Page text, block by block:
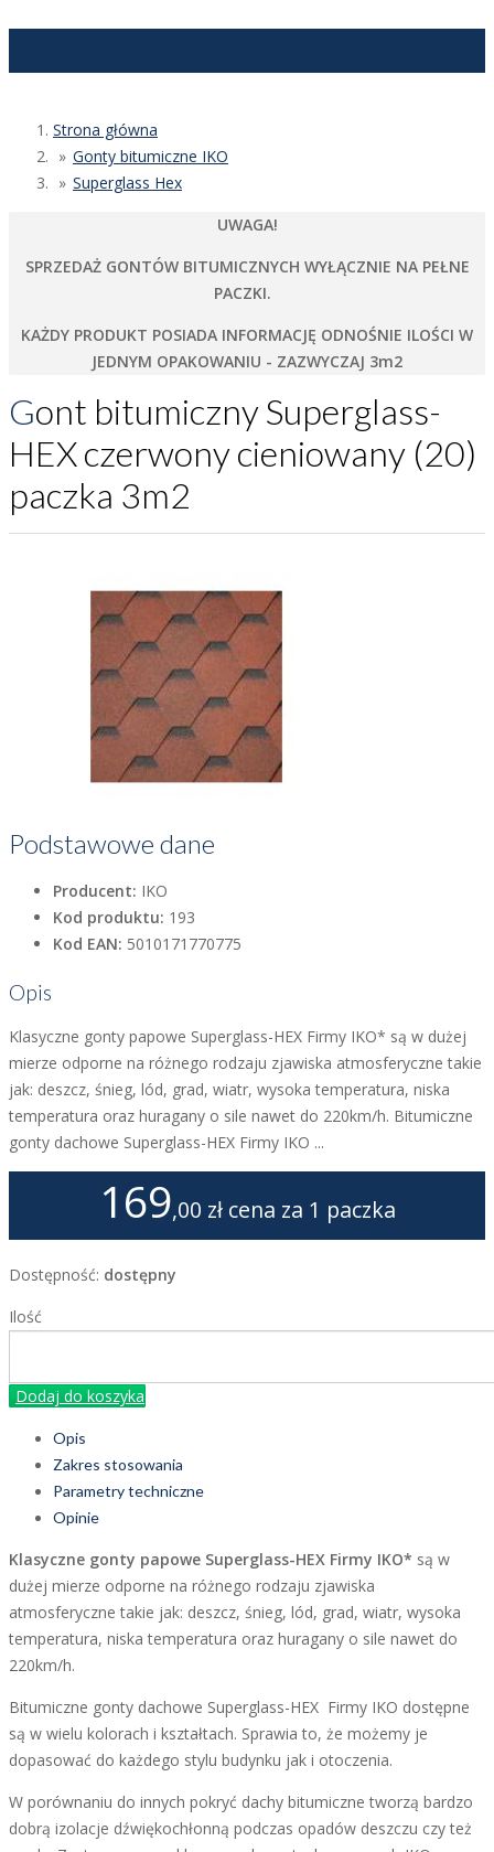
Strona główna
Gonty bitumiczne IKO
Superglass Hex
UWAGA!
SPRZEDAŻ GONTÓW BITUMICZNYCH WYŁĄCZNIE NA PEŁNE
PACZKI.
KAŻDY PRODUKT POSIADA INFORMACJĘ ODNOŚNIE ILOŚCI W
JEDNYM OPAKOWANIU - ZAZWYCZAJ 3m2
Gont bitumiczny Superglass-
HEX czerwony cieniowany (20)
paczka 3m2
Podstawowe dane
Producent: IKO
Kod produktu: 193
Kod EAN: 5010171770775
Opis
Klasyczne gonty papowe Superglass-HEX Firmy IKO* są w dużej
mierze odporne na różnego rodzaju zjawiska atmosferyczne takie
jak: deszcz, śnieg, lód, grad, wiatr, wysoka temperatura, niska
temperatura oraz huragany o sile nawet do 220km/h. Bitumiczne
gonty dachowe Superglass-HEX Firmy IKO ...
169,00 zł cena za 1 paczka
Dostępność: dostępny
Ilość
Dodaj do koszyka
Opis
Zakres stosowania
Parametry techniczne
Opinie
Klasyczne gonty papowe Superglass-HEX Firmy IKO* są w
dużej mierze odporne na różnego rodzaju zjawiska
atmosferyczne takie jak: deszcz, śnieg, lód, grad, wiatr, wysoka
temperatura, niska temperatura oraz huragany o sile nawet do
220km/h.
Bitumiczne gonty dachowe Superglass-HEX Firmy IKO dostępne
są w wielu kolorach i kształtach. Sprawia to, że możemy je
dopasować do każdego stylu budynku jak i otoczenia.
W porównaniu do innych pokryć dachy bitumiczne tworzą bardzo
dobrą izolacje dźwiękochłonną podczas opadów deszczu czy też